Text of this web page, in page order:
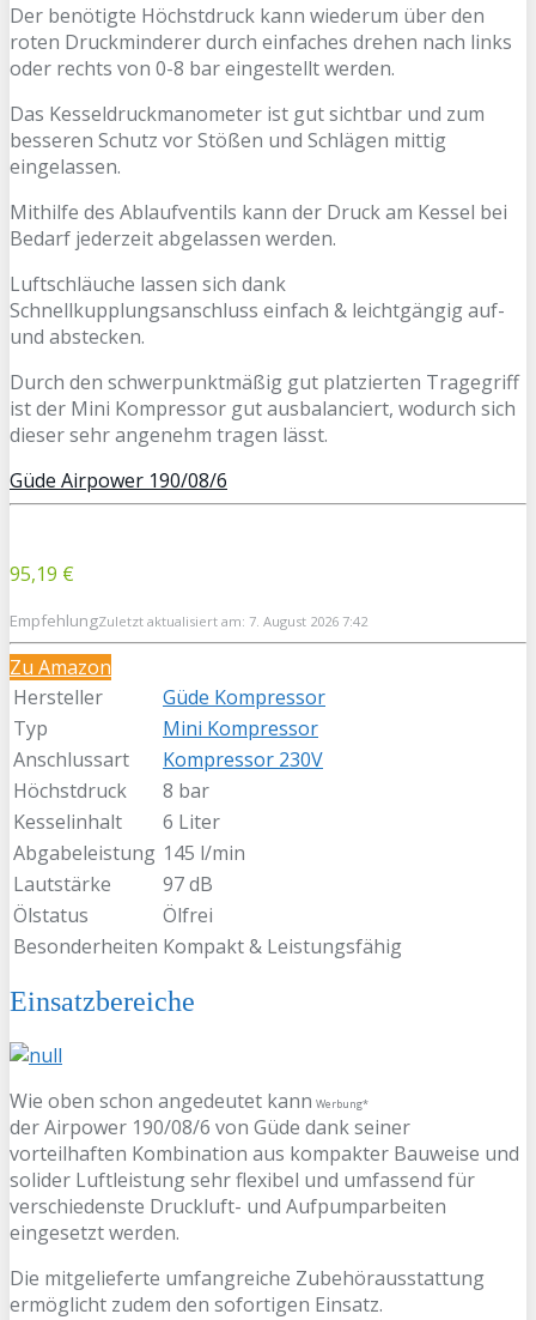
Der benötigte Höchstdruck kann wiederum über den
roten Druckminderer durch einfaches drehen nach links
oder rechts von 0-8 bar eingestellt werden.
Das Kesseldruckmanometer ist gut sichtbar und zum
besseren Schutz vor Stößen und Schlägen mittig
eingelassen.
Mithilfe des Ablaufventils kann der Druck am Kessel bei
Bedarf jederzeit abgelassen werden.
Luftschläuche lassen sich dank
Schnellkupplungsanschluss einfach & leichtgängig auf-
und abstecken.
Durch den schwerpunktmäßig gut platzierten Tragegriff
ist der Mini Kompressor gut ausbalanciert, wodurch sich
dieser sehr angenehm tragen lässt.
Güde Airpower 190/08/6
95,19 €
EmpfehlungZuletzt aktualisiert am: 7. August 2026 7:42
Zu Amazon
Hersteller
Güde Kompressor
Typ
Mini Kompressor
Anschlussart
Kompressor 230V
Höchstdruck
8 bar
Kesselinhalt
6 Liter
Abgabeleistung 145 l/min
Lautstärke
97 dB
Ölstatus
Ölfrei
Besonderheiten Kompakt & Leistungsfähig
Einsatzbereiche
Werbung*
Wie oben schon angedeutet kann
der Airpower 190/08/6 von Güde dank seiner
vorteilhaften Kombination aus kompakter Bauweise und
solider Luftleistung sehr flexibel und umfassend für
verschiedenste Druckluft- und Aufpumparbeiten
eingesetzt werden.
Die mitgelieferte umfangreiche Zubehörausstattung
ermöglicht zudem den sofortigen Einsatz.